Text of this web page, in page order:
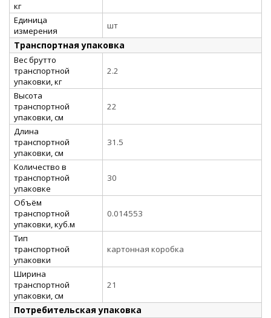
кг
Единица
измерения
шт
Транспортная упаковка
Вес брутто
транспортной
упаковки, кг
2.2
Высота
транспортной
упаковки, см
22
Длина
транспортной
упаковки, см
31.5
Количество в
транспортной
упаковке
30
Объём
транспортной
упаковки, куб.м
0.014553
Тип
транспортной
упаковки
картонная коробка
Ширина
транспортной
упаковки, см
21
Потребительская упаковка